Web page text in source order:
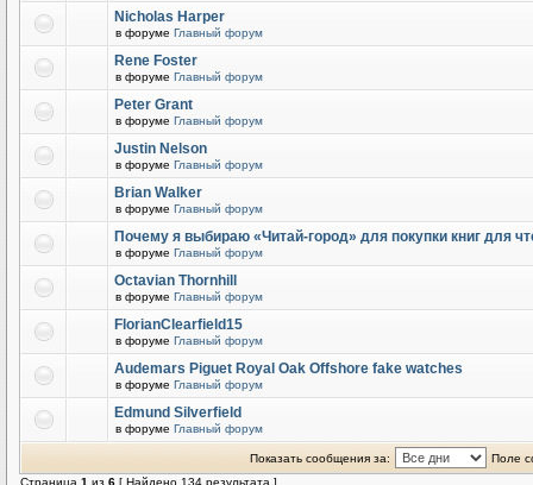
Nicholas Harper
в форуме Главный форум
Rene Foster
в форуме Главный форум
Peter Grant
в форуме Главный форум
Justin Nelson
в форуме Главный форум
Brian Walker
в форуме Главный форум
Почему я выбираю «Читай-город» для покупки книг для
в форуме Главный форум
Octavian Thornhill
в форуме Главный форум
FlorianClearfield15
в форуме Главный форум
Audemars Piguet Royal Oak Offshore fake watches
в форуме Главный форум
Edmund Silverfield
в форуме Главный форум
Показать сообщения за:
Поле
Страница 1 из 6 [ Найдено 134 результата ]